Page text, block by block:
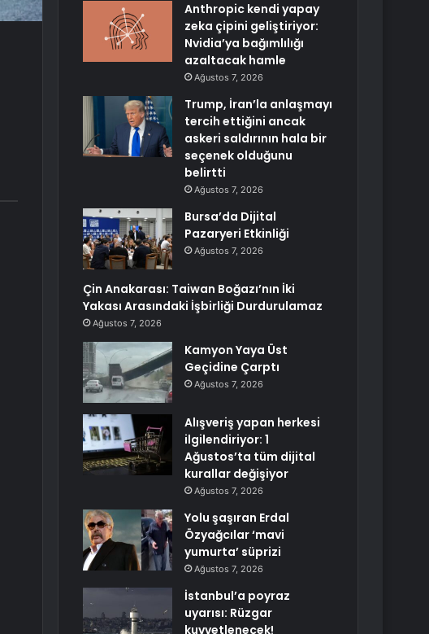
Anthropic kendi yapay
zeka çipini geliştiriyor:
Nvidia’ya bağımlılığı
azaltacak hamle
Ağustos 7, 2026
Trump, İran’la anlaşmayı
tercih ettiğini ancak
askeri saldırının hala bir
seçenek olduğunu
belirtti
Ağustos 7, 2026
Bursa’da Dijital
Pazaryeri Etkinliği
Ağustos 7, 2026
Çin Anakarası: Taiwan Boğazı’nın İki
Yakası Arasındaki İşbirliği Durdurulamaz
Ağustos 7, 2026
Kamyon Yaya Üst
Geçidine Çarptı
Ağustos 7, 2026
Alışveriş yapan herkesi
ilgilendiriyor: 1
Ağustos’ta tüm dijital
kurallar değişiyor
Ağustos 7, 2026
Yolu şaşıran Erdal
Özyağcılar ‘mavi
yumurta’ süprizi
Ağustos 7, 2026
İstanbul’a poyraz
uyarısı: Rüzgar
kuvvetlenecek!